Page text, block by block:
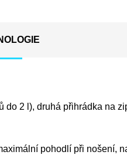
2 l), druhá přihrádka na
pohodlí při nošení,